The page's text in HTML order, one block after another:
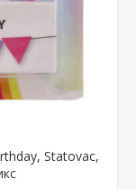
Statovac,